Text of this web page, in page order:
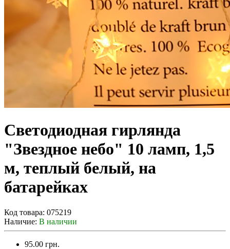
Светодиодная гирлянда
"Звездное небо" 10 ламп, 1,5
м, теплый белый, на
батарейках
Код товара: 075219
Наличие: В наличии
95.00 грн.